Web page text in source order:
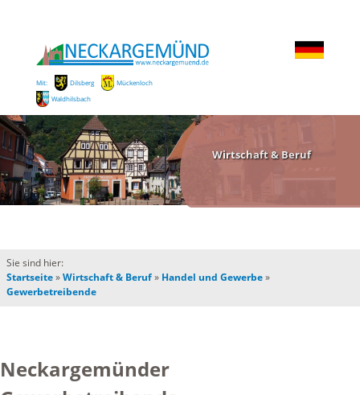
Mit: Dilsberg
Mückenloch
Waldhilsbach
Wirtschaft & Beruf
Sie sind hier:
Startseite»Wirtschaft & Beruf» Handel und Gewerbe»
Gewerbetreibende
Neckargemünder